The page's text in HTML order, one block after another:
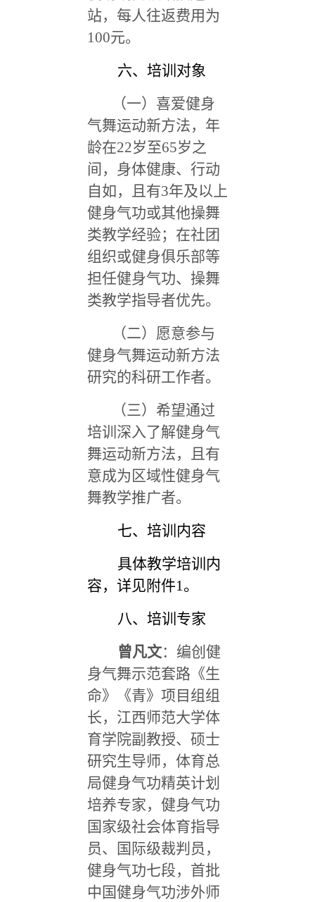
站，每人往返费用为
100元。
六、培训对象
（一）喜爱健身
气舞运动新方法，年
龄在22岁至65岁之
间，身体健康、行动
自如，且有3年及以上
健身气功或其他操舞
类教学经验；在社团
组织或健身俱乐部等
担任健身气功、操舞
类教学指导者优先。
（二）愿意参与
健身气舞运动新方法
研究的科研工作者。
（三）希望通过
培训深入了解健身气
舞运动新方法，且有
意成为区域性健身气
舞教学推广者。
七、培训内容
具体教学培训内
容，详见附件1。
八、培训专家
曾凡文：编创健
身气舞示范套路《生
命》《青》项目组组
长，江西师范大学体
育学院副教授、硕士
研究生导师，体育总
局健身气功精英计划
培养专家，健身气功
国家级社会体育指导
员、国际级裁判员，
健身气功七段，首批
中国健身气功涉外师